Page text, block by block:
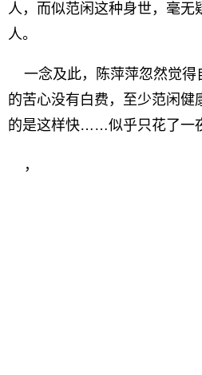
人，而似范闲这种身世，毫无
人。
一念及此，陈萍萍忽然觉得
的苦心没有白费，至少范闲健
的是这样快……似乎只花了一
，